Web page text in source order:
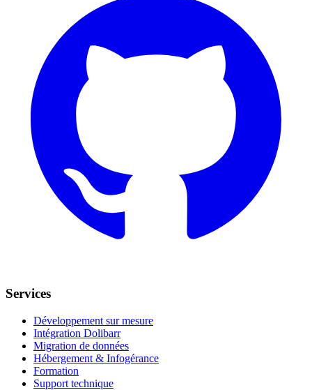
Services
Développement sur mesure
Intégration Dolibarr
Migration de données
Hébergement & Infogérance
Formation
Support technique